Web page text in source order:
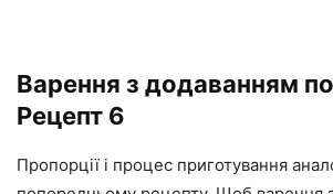
Варення з додаванням
Рецепт 6
Пропорції і процес приготування